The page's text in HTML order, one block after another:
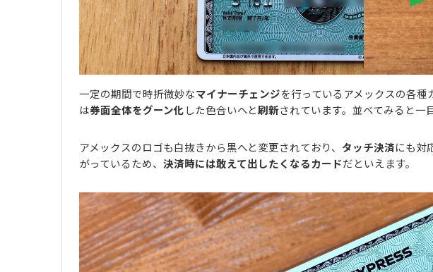
一定の期間で時折微妙なマイナーチェンジを行っているアメックスの各
は券面全体をグーン化した色合いへと刷新されています。並べてみると一
アメックスのロゴも白抜きから黒へと変更されており、 タッチ決済にも対
がっているため、 決済時には敢えて出したくなるカードだといえます。